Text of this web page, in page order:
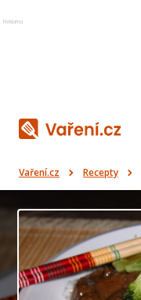
Reklama
Vaření.cz Recepty